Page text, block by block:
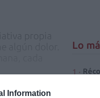
Information
Lo